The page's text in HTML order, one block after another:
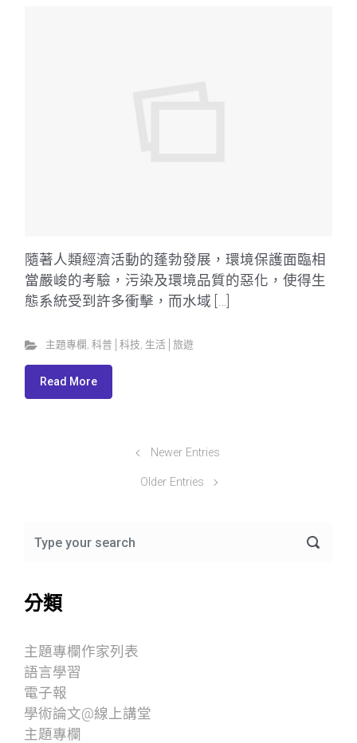
隨著人類經濟活動的蓬勃發展，環境保護面臨相
當嚴峻的考驗，污染及環境品質的惡化，使得生
態系統受到許多衝擊，而水域 […]
主題專欄 , 科普│科技, 生活│旅遊
Read More
Newer Entries
Older Entries
分類
主題專欄作家列表
語言學習
電子報
學術論文@線上講堂
主題專欄